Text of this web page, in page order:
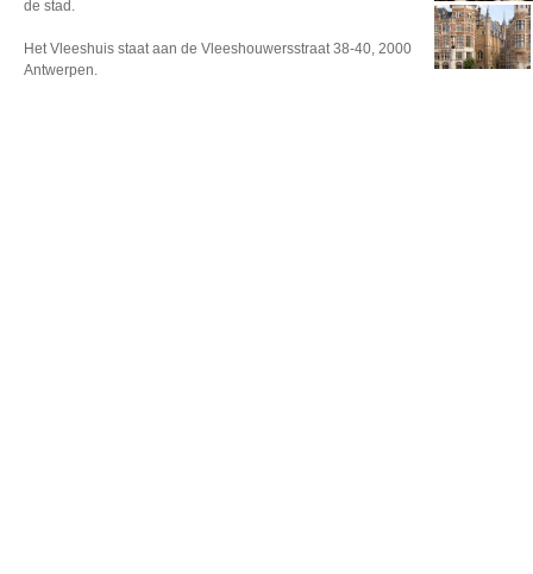
de stad.
Het Vleeshuis staat aan de Vleeshouwersstraat 38-40, 2000
Antwerpen.